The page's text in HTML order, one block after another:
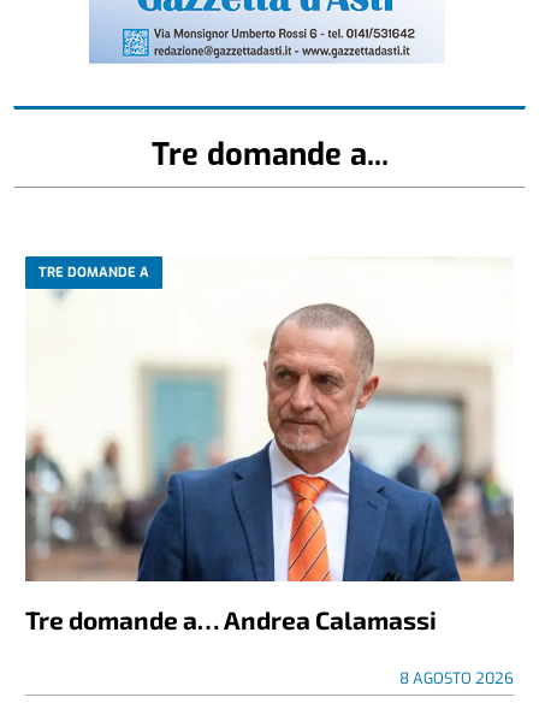
Tre domande a...
TRE DOMANDE A
Tre domande a… Andrea Calamassi
8 AGOSTO 2026